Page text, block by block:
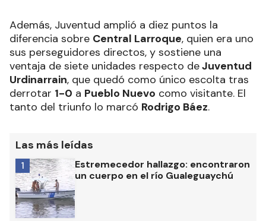
Además, Juventud amplió a diez puntos la
diferencia sobre Central Larroque, quien era uno
sus perseguidores directos, y sostiene una
ventaja de siete unidades respecto deJuventud
Urdinarrain, que quedó como único escolta tras
derrotar 1-0 a Pueblo Nuevo como visitante. El
tanto del triunfo lo marcó Rodrigo Báez.
Las más leídas
Estremecedor hallazgo: encontraron
un cuerpo en el río Gualeguaychú
1